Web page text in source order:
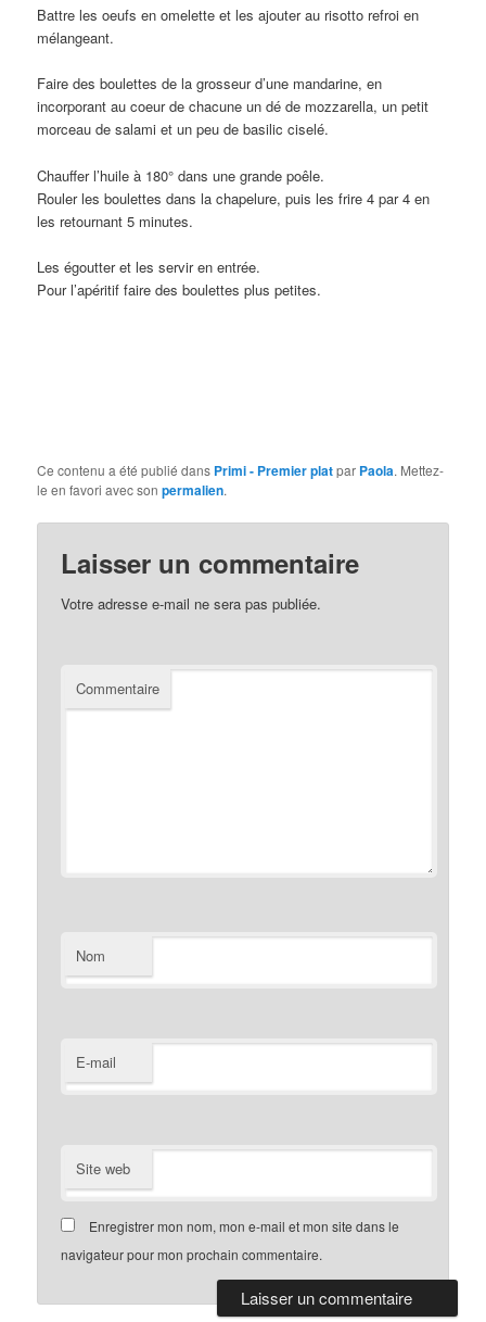
Battre les oeufs en omelette et les ajouter au risotto refroi en
mélangeant.
Faire des boulettes de la grosseur d’une mandarine, en
incorporant au coeur de chacune un dé de mozzarella, un petit
morceau de salami et un peu de basilic ciselé.
Chauffer l’huile à 180° dans une grande poêle.
Rouler les boulettes dans la chapelure, puis les frire 4 par 4 en
les retournant 5 minutes.
Les égoutter et les servir en entrée.
Pour l’apéritif faire des boulettes plus petites.
Ce contenu a été publié dans Primi - Premier platpar Paola. Mettez-
le en favori avec sonpermalien.
Laisser un commentaire
Votre adresse e-mail ne sera pas publiée.
Commentaire
Nom
E-mail
Site web
Enregistrer mon nom, mon e-mail et mon site dans le
navigateur pour mon prochain commentaire.